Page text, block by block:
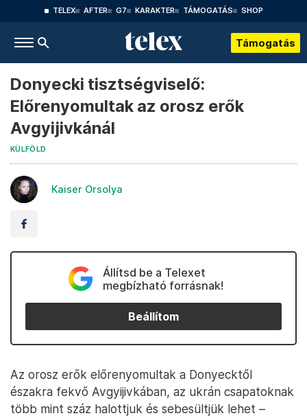
TELEX AFTER G7 KARAKTER TÁMOGATÁS SHOP
Támogatás
Donyecki tisztségviselő:
Előrenyomultak az orosz erők
Avgyijivkánál
KÜLFÖLD
Kaiser Orsolya
Állítsd be a Telexet
megbízható forrásnak!
Beállítom
Az orosz erők előrenyomultak a Donyecktől
északra fekvő Avgyijivkában, az ukrán csapatoknak
több mint száz halottjuk és sebesültjük lehet –